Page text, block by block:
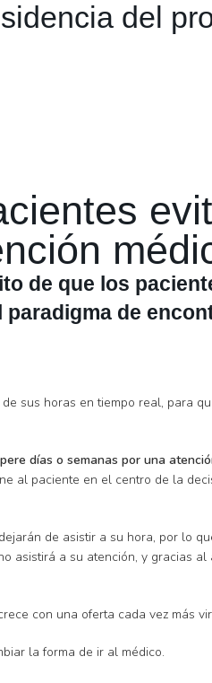
del
de que los
de
sus horas en tiempo real, para
días o semanas por una
al paciente en el centro de la
de asistir a su hora, por lo
asistirá a su atención, y gracias
con una oferta cada vez más
la forma de ir al médico.